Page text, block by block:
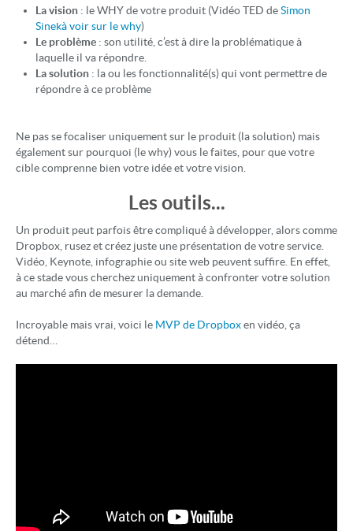
La vision : le WHY de votre produit (Vidéo TED deSimon
Sinekà voir sur le why)
Le problème : son utilité, c’est à dire la problématique à
laquelle il va répondre.
La solution : la ou les fonctionnalité(s) qui vont permettre de
répondre à ce problème
Ne pas se focaliser uniquement sur le produit (la solution) mais
également sur pourquoi (le why) vous le faites, pour que votre
cible comprenne bien votre idée et votre vision.
Les outils...
Un produit peut parfois être compliqué à développer, alors comme
Dropbox, rusez et créez juste une présentation de votre service.
Vidéo, Keynote, infographie ou site web peuvent suffire. En effet,
à ce stade vous cherchez uniquement à confronter votre solution
au marché afin de mesurer la demande.
Incroyable mais vrai, voici le MVP de Dropboxen vidéo, ça
détend…